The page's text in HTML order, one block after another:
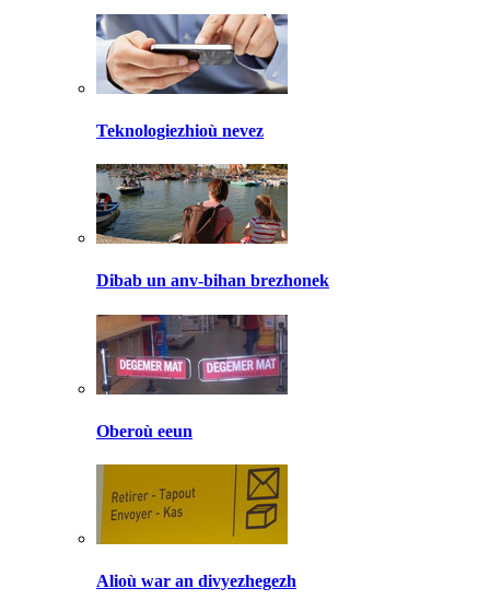
Teknologiezhioù nevez
Dibab un anv-bihan brezhonek
Oberoù eeun
Alioù war an divyezhegezh